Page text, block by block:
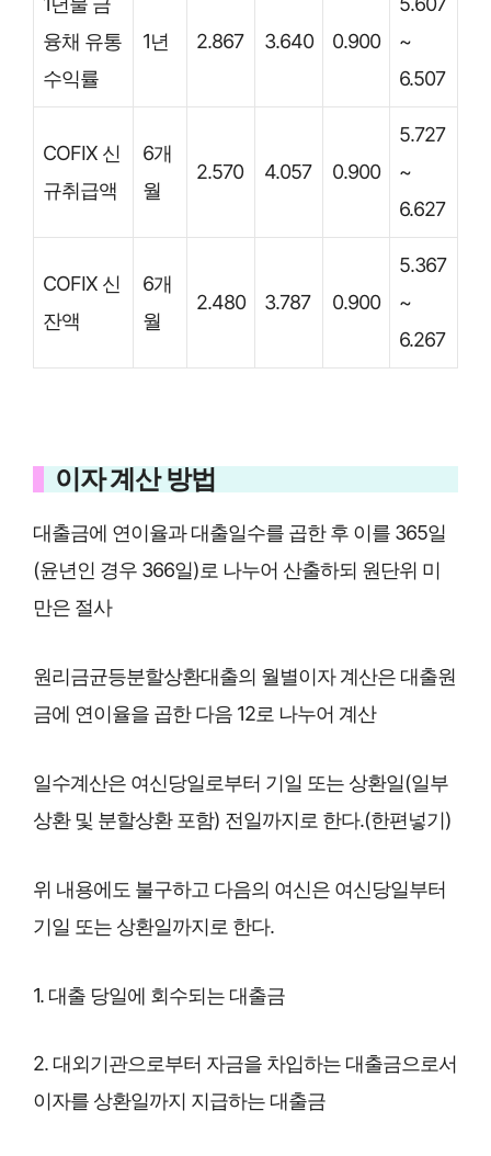
융채 유통
수익률
1년 2.867 3.640 0.900
~
6.507
COFIX 신
규취급액
6개
월
2.570 4.057 0.900
5.727
~
6.627
COFIX 신
잔액
6개
월
2.480 3.787 0.900
5.367
~
6.267
이자 계산 방법
대출금에 연이율과 대출일수를 곱한 후 이를 365일
(윤년인 경우 366일)로 나누어 산출하되 원단위 미
만은 절사
원리금균등분할상환대출의 월별이자 계산은 대출원
금에 연이율을 곱한 다음 12로 나누어 계산
일수계산은 여신당일로부터 기일 또는 상환일(일부
상환 및 분할상환 포함) 전일까지로 한다.(한편넣기)
위 내용에도 불구하고 다음의 여신은 여신당일부터
기일 또는 상환일까지로 한다.
1. 대출 당일에 회수되는 대출금
2. 대외기관으로부터 자금을 차입하는 대출금으로서
이자를 상환일까지 지급하는 대출금